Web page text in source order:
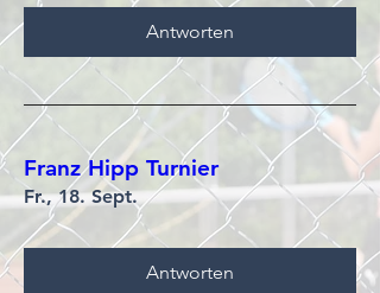
Antworten
Franz Hipp Turnier
Fr., 18. Sept.
Antworten